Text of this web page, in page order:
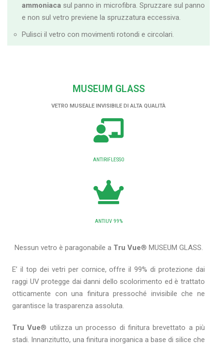
ammoniaca sul panno in microfibra. Spruzzare sul panno
e non sul vetro previene la spruzzatura eccessiva.
Pulisci il vetro con movimenti rotondi e circolari.
MUSEUM GLASS
VETRO MUSEALE INVISIBILE DI ALTA QUALITÀ
ANTIRIFLESSO
ANTIUV 99%
Nessun vetro è paragonabile a Tru Vue® MUSEUM GLASS.
E’ il top dei vetri per cornice, offre il 99% di protezione dai
raggi UV protegge dai danni dello scolorimento ed è trattato
otticamente con una finitura pressoché invisibile che ne
garantisce la trasparenza assoluta.
Tru Vue® utilizza un processo di finitura brevettato a più
stadi. Innanzitutto, una finitura inorganica a base di silice che